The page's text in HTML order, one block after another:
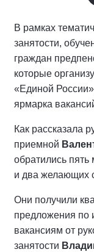
В рамках
занятости,
граждан
которые
«Единой
ярмарка
Как рассказала
приемной
обратились
и два желающих
Они получили
предложения
вакансиям от
занятости